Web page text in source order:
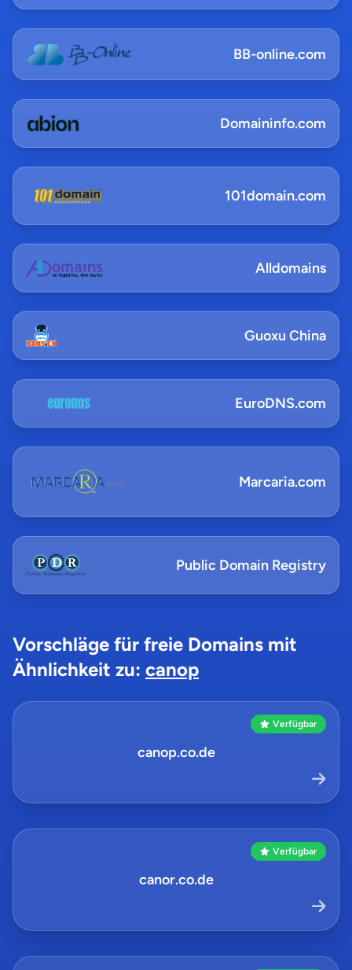
BB-online.com
Domaininfo.com
101domain.com
Alldomains
Guoxu China
EuroDNS.com
Marcaria.com
Public Domain Registry
Vorschläge für freie Domains mit
Ähnlichkeit zu: canop
Verfügbar
canop.co.de
Verfügbar
canor.co.de